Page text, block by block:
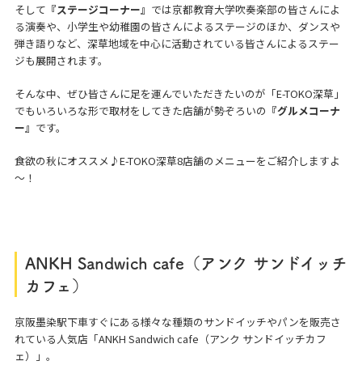
そして 『ステージコーナー』 では京都教育大学吹奏楽部の皆さんによ
る演奏や、小学生や幼稚園の皆さんによるステージのほか、ダンスや
弾き語りなど、深草地域を中心に活動されている皆さんによるステー
ジも展開されます。
そんな中、ぜひ皆さんに足を運んでいただきたいのが「E-TOKO深草」
でもいろいろな形で取材をしてきた店舗が勢ぞろいの 『グルメコーナ
ー』 です。
食欲の秋にオススメ♪E-TOKO深草8店舗のメニューをご紹介しますよ
～！
ANKH Sandwich cafe（アンク サンドイッチ
カフェ）
京阪墨染駅下車すぐにある様々な種類のサンドイッチやパンを販売さ
れている人気店「ANKH Sandwich cafe（アンク サンドイッチカフ
ェ）」。